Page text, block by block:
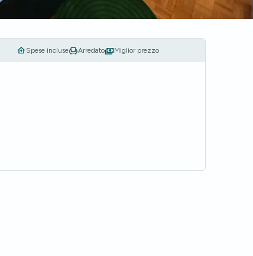
Spese incluse Arredato Miglior prezzo